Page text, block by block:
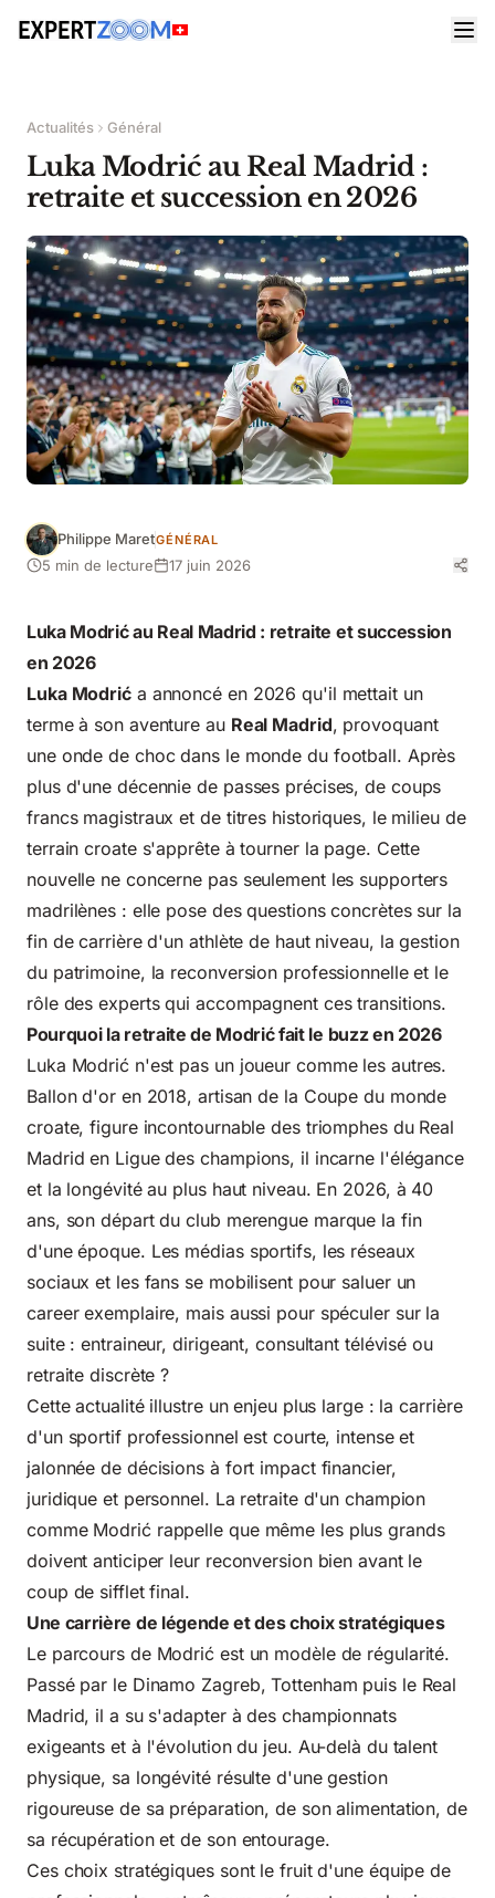
Actualités Général
Luka Modrić au Real Madrid :
retraite et succession en 2026
Philippe MaretGÉNÉRAL
5 min de lecture 17 juin 2026
Luka Modrić au Real Madrid : retraite et succession
en 2026
Luka Modrića annoncé en 2026 qu'il mettait un
terme à son aventure au Real Madrid, provoquant
une onde de choc dans le monde du football. Après
plus d'une décennie de passes précises, de coups
francs magistraux et de titres historiques, le milieu de
terrain croate s'apprête à tourner la page. Cette
nouvelle ne concerne pas seulement les supporters
madrilènes : elle pose des questions concrètes sur la
fin de carrière d'un athlète de haut niveau, la gestion
du patrimoine, la reconversion professionnelle et le
rôle des experts qui accompagnent ces transitions.
Pourquoi la retraite de Modrić fait le buzz en 2026
Luka Modrić n'est pas un joueur comme les autres.
Ballon d'or en 2018, artisan de la Coupe du monde
croate, figure incontournable des triomphes du Real
Madrid en Ligue des champions, il incarne l'élégance
et la longévité au plus haut niveau. En 2026, à 40
ans, son départ du club merengue marque la fin
d'une époque. Les médias sportifs, les réseaux
sociaux et les fans se mobilisent pour saluer un
career exemplaire, mais aussi pour spéculer sur la
suite : entraineur, dirigeant, consultant télévisé ou
retraite discrète ?
Cette actualité illustre un enjeu plus large : la carrière
d'un sportif professionnel est courte, intense et
jalonnée de décisions à fort impact financier,
juridique et personnel. La retraite d'un champion
comme Modrić rappelle que même les plus grands
doivent anticiper leur reconversion bien avant le
coup de sifflet final.
Une carrière de légende et des choix stratégiques
Le parcours de Modrić est un modèle de régularité.
Passé par le Dinamo Zagreb, Tottenham puis le Real
Madrid, il a su s'adapter à des championnats
exigeants et à l'évolution du jeu. Au-delà du talent
physique, sa longévité résulte d'une gestion
rigoureuse de sa préparation, de son alimentation, de
sa récupération et de son entourage.
Ces choix stratégiques sont le fruit d'une équipe de